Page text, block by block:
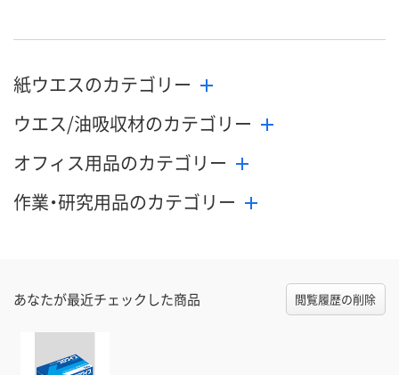
紙ウエスのカテゴリー
ウエス/油吸収材のカテゴリー
オフィス用品のカテゴリー
作業・研究用品のカテゴリー
あなたが最近チェックした商品 閲覧履歴の削除